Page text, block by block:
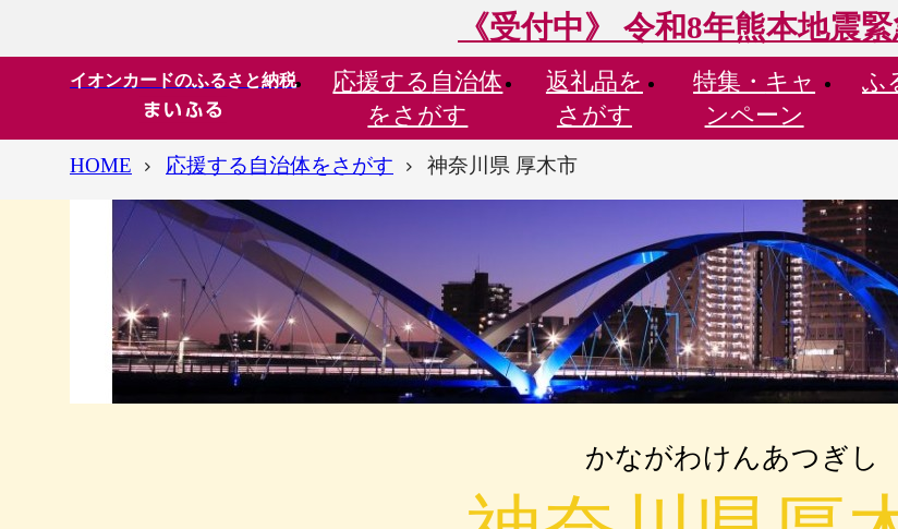
《受付中》 令和8年熊本地震
イオンカードのふるさと納税 応援する 自治体
をさがす
返礼品を
さがす
特集・ キャ
ンペーン
ふ
HOME
応援する自治体をさがす 神奈川県 厚木市
かながわけんあつぎし